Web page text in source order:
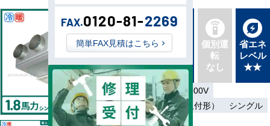
新品直
送
最新機
種
同機種
タイプ
別あり
個別運
転
なし
省エネ
レベル
★★
単相200V／三相200V
ワイヤード（壁取付形）
シングル
FAX.0120-81-2269
簡単FAX見積はこちら